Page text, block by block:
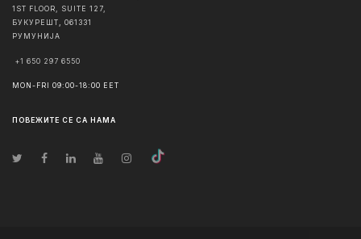
1ST FLOOR, SUITE 127,
БУКУРЕШТ
061331
РУМУНИЈА
+1 650 297 6550
MON-FRI 09:00-18:00 EET
ПОВЕЖИТЕ СЕ СА НАМА